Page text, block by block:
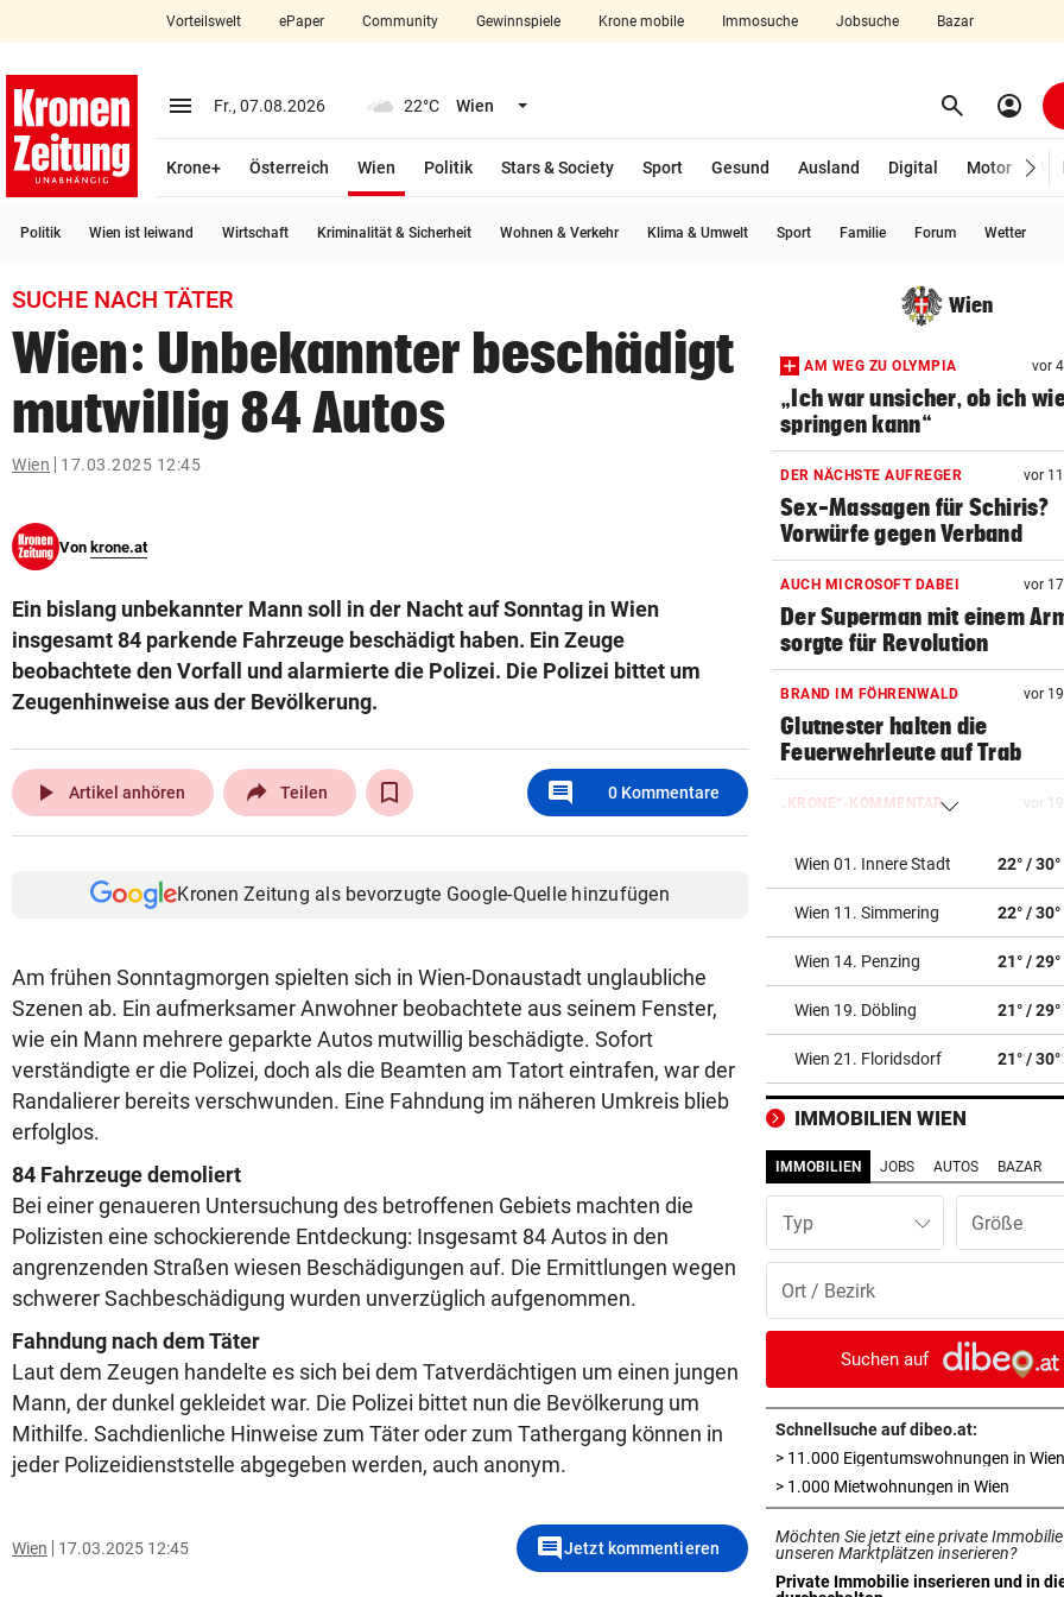
closeSchließen
account_circle Anmelden
arrow_right
bookmark
search
Suchbegriff
eingeben
© Krone Multimedia GmbH & Co KG 2026
Vorteilswelt ePaper Community Gewinnspiele Krone mobile Immosuche Jobsuche Bazar
menu Menü aufklappen
Fr., 07.08.2026 22°C Wien Menü aufklappen search Suchen
account_circle
Krone+ Österreich Wien
Politik
Stars & Society Sport Gesund Ausland Digital Motor
Politik Wien ist leiwand Wirtschaft Kriminalität & Sicherheit Wohnen & Verkehr Klima & Umwelt Sport Familie Forum Wetter
SUCHE NACH TÄTER
Wien: Unbekannter beschädigt
mutwillig 84 Autos
Wien 17.03.2025 12:45
Von krone.at
Ein bislang unbekannter Mann soll in der Nacht auf Sonntag in Wien
insgesamt 84 parkende Fahrzeuge beschädigt haben. Ein Zeuge
beobachtete den Vorfall und alarmierte die Polizei. Die Polizei bittet um
Zeugenhinweise aus der Bevölkerung.
play_arrow Artikel anhören Teilen comment 0 Kommentare
Kronen Zeitung als bevorzugte Google-Quelle hinzufügen
Am frühen Sonntagmorgen spielten sich in Wien-Donaustadt unglaubliche
Szenen ab. Ein aufmerksamer Anwohner beobachtete aus seinem Fenster,
wie ein Mann mehrere geparkte Autos mutwillig beschädigte. Sofort
verständigte er die Polizei, doch als die Beamten am Tatort eintrafen, war der
Randalierer bereits verschwunden. Eine Fahndung im näheren Umkreis blieb
erfolglos.
84 Fahrzeuge demoliert
Bei einer genaueren Untersuchung des betroffenen Gebiets machten die
Polizisten eine schockierende Entdeckung: Insgesamt 84 Autos in den
angrenzenden Straßen wiesen Beschädigungen auf. Die Ermittlungen wegen
schwerer Sachbeschädigung wurden unverzüglich aufgenommen.
Fahndung nach dem Täter
Laut dem Zeugen handelte es sich bei dem Tatverdächtigen um einen jungen
Mann, der dunkel gekleidet war. Die Polizei bittet nun die Bevölkerung um
Mithilfe. Sachdienliche Hinweise zum Täter oder zum Tathergang können in
jeder Polizeidienststelle abgegeben werden, auch anonym.
Wien 17.03.2025 12:45 commentJetzt kommentieren
Wien
AM WEG ZU OLYMPIA vor
„Ich war unsicher, ob ich
springen kann“
DER NÄCHSTE AUFREGER vor
Sex-Massagen für Schiris?
Vorwürfe gegen Verband
AUCH MICROSOFT DABEI vor
Der Superman mit einem
sorgte für Revolution
BRAND IM FÖHRENWALD vor
Glutnester halten die
Feuerwehrleute auf Trab
„KRONE“-KOMMENTAR vor
NUMMER NEUN ZU STARK vor
Nur 2 Games, kein
Potapova geht unter
Ski-Paukenschlag: Verband
„nicht vorbeireitet“
Gegner wohl fix!
Neustifter Kirtag: So soll
„KRONE“-KOMMENTAR vor
So treiben sie Republik und
blaue Hände
BUNDESLIGA IM TICKER vor
SCR Altach gegen WSG Tirol
19.30 Uhr LIVE
„KRONE“ VOR ORT vor
Polizeianhaltezentrum:
Wien 01. Innere Stadt 22° / 30°
Wien 11. Simmering 22° / 30°
Wien 14. Penzing 21° / 29°
Wien 19. Döbling 21° / 29°
Wien 21. Floridsdorf 21° / 30°
IMMOBILIEN WIEN
IMMOBILIEN JOBS AUTOS BAZAR
Typ
Suchen auf
Schnellsuche auf dibeo.at:
> 11.000 Eigentumswohnungen in Wien
> 1.000 Mietwohnungen in Wien
Möchten Sie jetzt eine private
unseren Marktplätzen inserieren?
Private Immobilie inserieren und in